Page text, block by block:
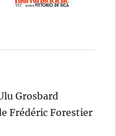
Grosbard
Frédéric Forestier